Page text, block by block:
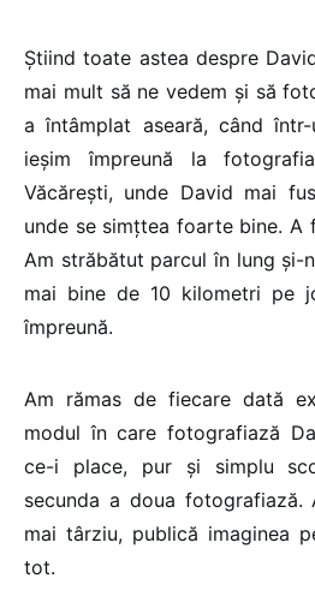
Știind toate astea despre
mai mult să ne vedem și să
a întâmplat aseară, când
ieșim împreună la
Văcărești, unde David mai
unde se simțtea foarte bine. A
Am străbătut parcul în lung și-
mai bine de 10 kilometri pe
împreună.
Am rămas de fiecare dată
modul în care fotografiază
ce-i place, pur și simplu
secunda a doua fotografiază.
mai târziu, publică imaginea
tot.